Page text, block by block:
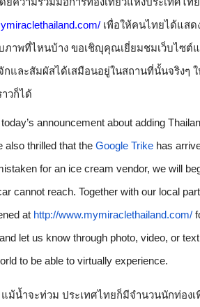
เพื่อให้คนไทยได้แสด
บภาพที่ไหนบ้าง ขอเชิญุคุณเยี่ยมชมเว็บไซ
และสัมผัสได้เสมือนอยู่ในสถานที่นั้นจริงๆ
าวก็ได้
announcement about adding
also thrilled that the Google Trike has
for an ice cream vendor, we will
cannot reach. Together with our local
at http://www.mymiraclethailand.com/
let us know through photo, video, or
to be able to virtually experience.
ม้น้ำจะท่วม ประเทศไทยก็มีจำนวนนักท่องเ